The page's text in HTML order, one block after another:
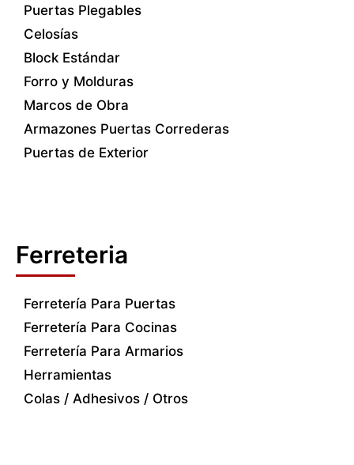
Puertas Plegables
Celosías
Block Estándar
Forro y Molduras
Marcos de Obra
Armazones Puertas Correderas
Puertas de Exterior
Ferreteria
Ferretería Para Puertas
Ferretería Para Cocinas
Ferretería Para Armarios
Herramientas
Colas / Adhesivos / Otros